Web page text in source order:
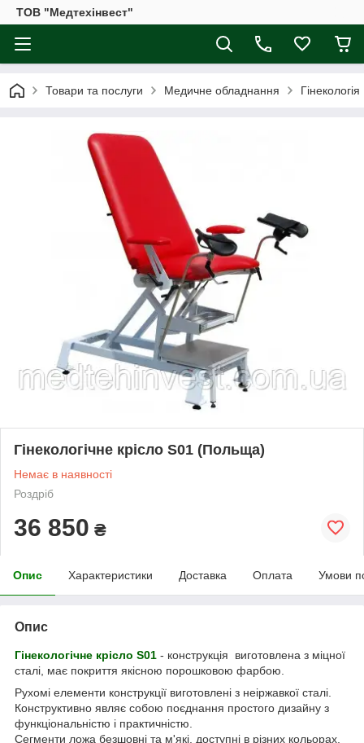
ТОВ "Медтехінвест"
Товари та послуги Медичне обладнання Гінекологія
Гінекологічне крісло S01 (Польща)
Немає в наявності
Роздріб
36 850 ₴
Опис Характеристики Доставка Оплата Умови
Опис
Гінекологічне крісло S01 - конструкція виготовлена з міцної
сталі, має покриття якісною порошковою фарбою.
Рухомі елементи конструкції виготовлені з неіржавкої сталі.
Конструктивно являє собою поєднання простого дизайну з
функціональністю і практичністю.
Сегменти ложа безшовні та м'які, доступні в різних кольорах.